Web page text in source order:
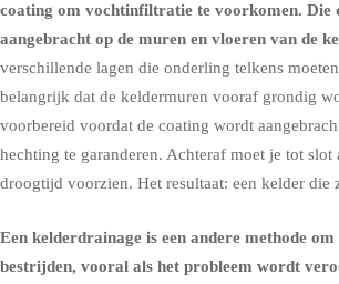
coating om vochtinfiltratie te voorkomen. Die
aangebracht op de muren en vloeren van de
verschillende lagen die onderling telkens
belangrijk dat de keldermuren vooraf grondig
voorbereid voordat de coating wordt
hechting te garanderen. Achteraf moet je tot
droogtijd voorzien. Het resultaat: een kelder die
Een kelderdrainage is een andere methode
bestrijden, vooral als het probleem wordt